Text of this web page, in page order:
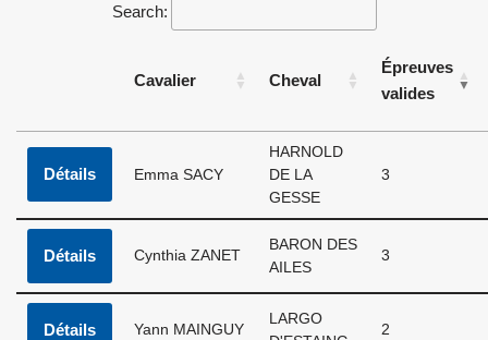
Search:
Cavalier Cheval
Épreuves
valides
Détails Emma SACY
HARNOLD
DE LA
GESSE
3
Détails Cynthia ZANET
BARON DES
AILES
3
Détails Yann MAINGUY
LARGO
2